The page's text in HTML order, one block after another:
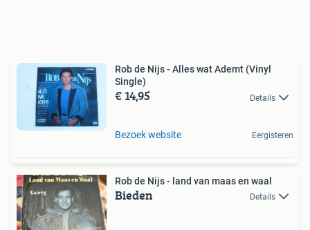
Rob de Nijs - Alles wat Ademt (Vinyl
Single)
€ 14,95 Details
Bezoek website Eergisteren
Rob de Nijs - land van maas en waal
Bieden Details